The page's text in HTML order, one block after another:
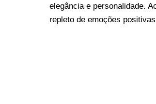
elegância e personalidade.
repleto de emoções